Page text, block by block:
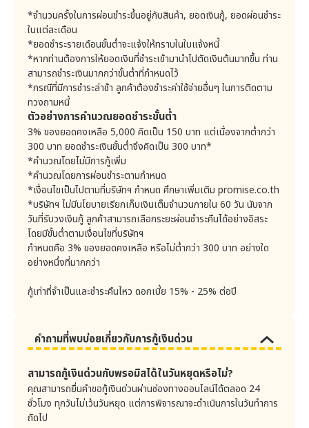
บริษัทอาจเปลี่ยนแปลงอัตราดอกเบี้ย ค่าธรรมเนียมในการ
ใช้วงเงิน ค่าใช้จ่ายต่างๆ และวิธีการคิดเงินต้น อัตรา
ดอกเบี้ย ค่าธรรมเนียมในการใช้วงเงิน และค่าใช้จ่ายต่างๆ
ซึ่งได้ระบุไว้ในข้อกำหนดเป็นอัตราและวิธีการตามที่บริษัทเห็น
สมควร การเปลี่ยนแปลงดังกล่าวให้ถือว่าเป็นส่วนหนึ่งของ
ข้อกำหนด
โดยบริษัทจะปิดประกาศเผยแพร่รายละเอียดอัตราดอกเบี้ย
ค่าปรับ ค่าบริการและค่าธรรมเนียมใดๆ และค่าใช้จ่ายตามที่
ได้จ่ายไปจริงและพอสมควรแก่เหตุ เมื่อบริษัทออกประกาศ
หรือเปลี่ยนแปลงประกาศไว้ ในที่เปิดเผย ณ สำนักงานทุก
แห่ง ตามเงื่อนไขที่กฎหมายกำหนดและบริษัทจะประกาศเผย
แพร่ประกาศไว้ในเว็บไซต์ของบริษัทก่อนวันที่ประกาศนั้นจะมี
ผลใช้บังคับ
บริษัทจะทำการแจ้งลูกค้าเกี่ยวกับการเปลี่ยนแปลงอัตรา
ดอกเบี้ย ค่าธรรมเนียมในการใช้วงเงิน และค่าใช้จ่ายต่างๆ ที่
ทำให้ลูกค้าเสียประโยชน์ โดยการบอกกล่าวลูกค้าเป็นหนังสือ
ไม่น้อยกว่า 30 วัน ก่อนมีการเปลี่ยนแปลง อย่างไรก็ดีใน
กรณีเร่งด่วนบริษัทจะแจ้งการเปลี่ยนแปลงโดยการประกาศ
บอกกล่าวเป็นหนังสือให้แก่ลูกค้าในกรณีที่มีการเพิ่มอัตรา
จ่ายตามที่ได้จ่ายไปจริงและพอสมควรแก่เหตุ ตามข้อ 7.2
ถึง 7.4 รวมทั้งเงื่อนไขที่เกี่ยวเนื่องกับค่าใช้จ่ายซึ่งทำให้
กล่าว เมื่อบริษัทได้ทำการแจ้งเรื่องการเปลี่ยนแปลงอัตรา
ค่าใช้จ่ายต่างๆ ตามที่ได้จ่ายไปจริงและพอสมควรแก่เหตุดัง
กล่าว โดยการบอกกล่าวล่วงหน้าแก่ลูกค้าเป็นหนังสือไม่น้อย
หากลูกค้ารับข้อมูลข่าวสารดังกล่าวจากบริษัท โดยลูกค้ามีสิทธิ
ในการถอนความตกลงและปฎิเสธไม่รับข้อมูลดังกล่าวจาก
บริษัทได้ทุกเมื่อ โดยดำเนินการตามขั้นตอนดังนี้
1) เมื่อบริษัทโทรศัพท์หาลูกค้าเพื่อแจ้งข้อมูลเกี่ยวกับ
กิจกรรมทางการตลาดและการส่งเสริมการตลาด ท่าน
สามารถแจ้งพนักงานได้ว่าไม่ต้องการรับข้อมูลดังกล่าว
2) โทรศัพท์ไปยังคอลเซ็นเตอร์ (1751) และแจ้งพนักงาน
ว่าไม่ต้องการรับข้อมูลเกี่ยวกับกิจกรรมทางการตลาด และ
การส่งเสริมการตลาด
9. คำจำกัดความของคุกกี้
คุกกี้ คือข้อความที่ถูกบันทึกในคอมพิวเตอร์ของลูกค้าเพื่อจัด
เก็บรายละเอียดข้อมูล log การใช้งานเว็บไซต์ของท่านหรือ
พฤติกรรมการเยี่ยมชมเว็บไซต์ของท่าน ซึ่งรวมถึง ประวัติการ
ใช้งานและข้อมูลที่ท่านกรอก ฯ ระหว่างการใช้งานเว็บไซต์บน
อินเทอร์เน็ต โดยถูกบันทึกเป็นไฟล์ลงในคอมพิวเตอร์ของ
ลูกค้าเมื่อเข้าเว็บไซต์ หากลูกค้าเข้าเว็บไซต์เดิมในครั้งถัดไป
ท่านไม่จำเป็นต้องกรอกข้อมูลเดิมทุกครั้งเวลา Sign in และยัง
สามารถเปลี่ยนการแสดงผลสำหรับลูกค้าแต่ละท่านได้
เนื่องจากใช้การอ้างอิงจากข้อมูลคุกกี้ที่ผู้ควบคุมเว็บไซต์บันทึก
ลงในคอมพิวเตอร์ของท่าน และหากลูกค้าตกลงให้อนุญาตรับ
ส่งคุกกี้ เว็บไซต์จะสามารถรับคุกกี้จากเบราว์เซอร์ของลูกค้าได้
บริษัทจะจัดเก็บข้อมูลการเข้าเยี่ยมชมเว็บไซต์จากผู้เข้าเยี่ยมชม
ทุกรายผ่านคุกกี้หรือเทคโนโลยีที่ใกล้เคียง และบริษัทจะใช้ คุกกี้
การใช้งานบริการของบริษัททางอินเทอร์เน็ต โดยการใช้ประเภท
อื่นของบริษัทมีดังนี้
ของบริษัทได้อย่างต่อเนื่อง
2) บุคคลที่สามที่บริษัทว่าจ้างให้เผยแพร่โฆษณาทำการเก็บ
คุกกี้จากเว็บไซต์บริษัท เพื่อปรับปรุงการเผยแพร่โฆษณาให้
เหมาะกับลูกค้ามากที่สุด
*จำนวนครั้งในการผ่อนชำระขึ้นอยู่กับสินค้า, ยอดเงินกู้, ยอดผ่อนชำระ
ในแต่ละเดือน
*ยอดชำระรายเดือนขั้นต่ำจะแจ้งให้ทราบในใบแจ้งหนี้
*หากท่านต้องการให้ยอดเงินที่ชำระเข้ามานำไปตัดเงินต้นมากขึ้น ท่าน
สามารถชำระเงินมากกว่าขั้นต่ำที่กำหนดไว้
*กรณีที่มีการชำระล่าช้า ลูกค้าต้องชำระค่าใช้จ่ายอื่นๆ ในการติดตาม
ทวงถามหนี้
ตัวอย่างการคำนวณยอดชำระขั้นต่ำ
3% ของยอดคงเหลือ 5,000 คิดเป็น 150 บาท แต่เนื่องจากต่ำกว่า
300 บาท ยอดชำระเงินขั้นต่ำจึงคิดเป็น 300 บาท*
*คำนวณโดยไม่มีการกู้เพิ่ม
*คำนวณโดยการผ่อนชำระตามกำหนด
*เงื่อนไขเป็นไปตามที่บริษัทฯ กำหนด ศึกษาเพิ่มเติม promise.co.th
*บริษัทฯ ไม่มีนโยบายเรียกเก็บเงินเต็มจำนวนภายใน 60 วัน นับจาก
วันที่รับวงเงินกู้ ลูกค้าสามารถเลือกระยะผ่อนชำระคืนได้อย่างอิสระ
โดยมีขั้นต่ำตามเงื่อนไขที่บริษัทฯ
กำหนดคือ 3% ของยอดคงเหลือ หรือไม่ต่ำกว่า 300 บาท อย่างใด
อย่างหนึ่งที่มากกว่า
กู้เท่าที่จำเป็นและชำระคืนไหว ดอกเบี้ย 15% - 25% ต่อปี
คำถามที่พบบ่อยเกี่ยวกับการกู้เงินด่วน
สามารถกู้เงินด่วนกับพรอมิสได้ในวันหยุดหรือไม่?
คุณสามารถยื่นคำขอกู้เงินด่วนผ่านช่องทางออนไลน์ได้ตลอด 24
ชั่วโมง ทุกวันไม่เว้นวันหยุด แต่การพิจารณาจะดำเนินการในวันทำการ
ถัดไป